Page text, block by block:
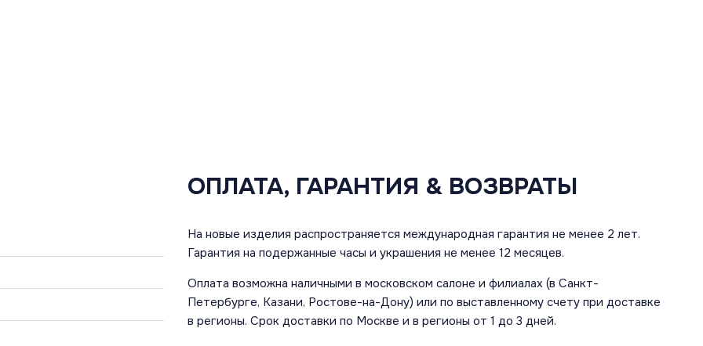
ОПЛАТА, ГАРАНТИЯ & ВОЗВРАТЫ
На новые изделия распространяется международная гарантия не менее 2 лет.
Гарантия на подержанные часы и украшения не менее 12 месяцев.
Оплата возможна наличными в московском салоне и филиалах (в Санкт-
Петербурге, Казани, Ростове-на-Дону) или по выставленному счету при доставке
в регионы. Срок доставки по Москве и в регионы от 1 до 3 дней.